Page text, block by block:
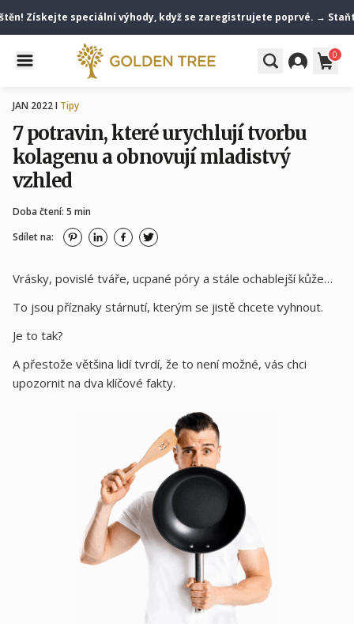
speciální výhody, když se zaregistrujete poprvé. → Staňte se
0
JAN 2022 I Tipy
7 potravin, které urychlují tvorbu
kolagenu a obnovují mladistvý
vzhled
Doba čtení: 5 min
Sdílet na:
Vrásky, povislé tváře, ucpané póry a stále ochablejší kůže…
To jsou příznaky stárnutí, kterým se jistě chcete vyhnout.
Je to tak?
A přestože většina lidí tvrdí, že to není možné, vás chci
upozornit na dva klíčové fakty.